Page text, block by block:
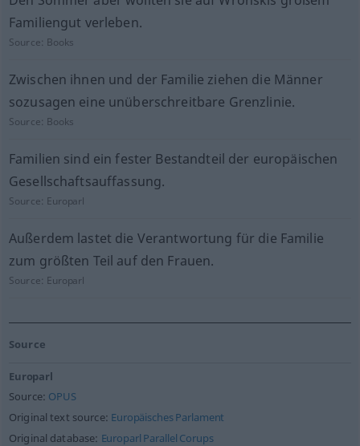
Familiengut verleben.
Source: Books
Zwischen ihnen und der Familie ziehen die Männer
sozusagen eine unüberschreitbare Grenzlinie.
Source: Books
Familien sind ein fester Bestandteil der europäischen
Gesellschaftsauffassung.
Source: Europarl
Außerdem lastet die Verantwortung für die Familie
zum größten Teil auf den Frauen.
Source: Europarl
Source
Europarl
Source: OPUS
Original text source: Europäisches Parlament
Original database: Europarl Parallel Corups